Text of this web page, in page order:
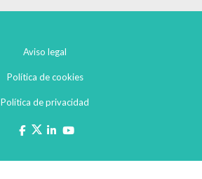
Aviso legal
Política de cookies
Política de privacidad